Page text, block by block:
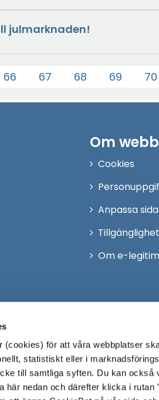
(cookies) för att våra webbplatser
statistiskt eller i
till samtliga syften. Du kan
nedan och därefter klicka i rutan
julmarknaden!
66 67 68 69 70
Om
Cookies
Anpassa
Om e-